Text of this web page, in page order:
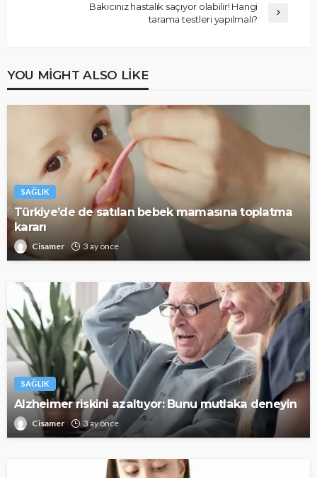
Bakıcınız hastalık saçıyor olabilir! Hangi
tarama testleri yapılmalı?
YOU MIGHT ALSO LIKE
SAĞLIK
Türkiye’de de satılan bebek mamasına toplatma
kararı
Cisamer 3 ay önce
SAĞLIK
Alzheimer riskini azaltıyor: Bunu mutlaka deneyin
Cisamer 3 ay önce